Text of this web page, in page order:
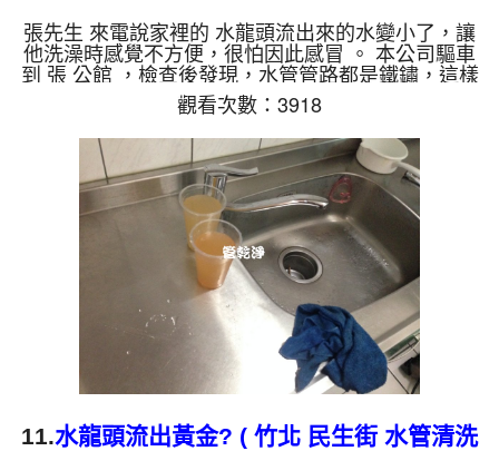
張先生 來電說家裡的 水龍頭流出來的水變小了，讓
他洗澡時感覺不方便，很怕因此感冒 。 本公司驅車
到 張 公館 ，檢查後發現，水管管路都是鐵鏽，這樣
當然就無法正常出水。 一開始水龍頭管路就噴出髒
水，看起來跟咖啡一樣，而且不斷噴出。 水管裡的
髒東西不斷流出來，水的顏色慢慢變成透明，髒東西
也越來越少，最後變成乾淨的清水。 清洗水管 是利
用 高週波脈衝式水管清洗機 ，將檸檬酸打入水管，
讓水管管壁的鐵鏽及生物膜軟化，透過空氣與水混
合，產生阻力，這時高周波就會把生物膜、淤泥等等
雜質沖...
觀看次數：3918
11.水龍頭流出黃金? ( 竹北 民生街 水管清洗